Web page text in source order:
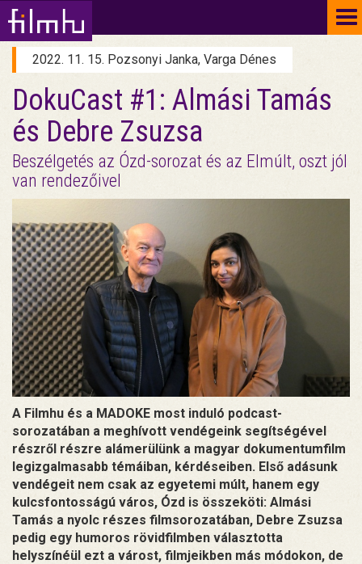
2022. 11. 15. Pozsonyi Janka, Varga Dénes
DokuCast #1: Almási Tamás
és Debre Zsuzsa
Beszélgetés az Ózd-sorozat és az Elmúlt, oszt jól
van rendezőivel
A Filmhu és a MADOKE most induló podcast-
sorozatában a meghívott vendégeink segítségével
részről részre alámerülünk a magyar dokumentumfilm
legizgalmasabb témáiban, kérdéseiben. Első adásunk
vendégeit nem csak az egyetemi múlt, hanem egy
kulcsfontosságú város, Ózd is összeköti: Almási
Tamás a nyolc részes filmsorozatában, Debre Zsuzsa
pedig egy humoros rövidfilmben választotta
helyszínéül ezt a várost, filmjeikben más módokon, de